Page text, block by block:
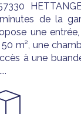
de la
une
m², une
à une